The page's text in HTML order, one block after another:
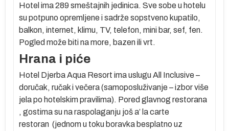
Hotel ima 289 smeštajnih jedinica. Sve sobe u hotelu
su potpuno opremljene i sadrže sopstveno kupatilo,
balkon, internet, klimu, TV, telefon, mini bar, sef, fen.
Pogled može biti na more, bazen ili vrt.
Hrana i piće
Hotel Djerba Aqua Resort ima uslugu All Inclusive –
doručak, ručak i večera (samoposluživanje – izbor više
jela po hotelskim pravilima). Pored glavnog restorana
, gostima su na raspolaganju još a’ la carte
restoran (jednom u toku boravka besplatno uz